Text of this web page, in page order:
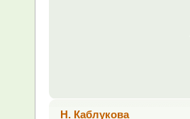
Н. Каблукова